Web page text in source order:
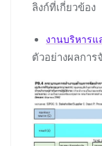
ลิงก์ที่เกี่ยวข้อง
งานบริหาร
ตัวอย่างผลการ